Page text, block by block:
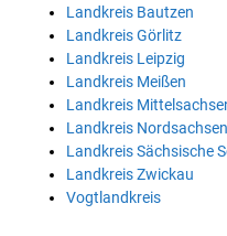
Landkreis Bautzen
Landkreis Görlitz
Landkreis Leipzig
Landkreis Meißen
Landkreis
Landkreis Nordsachsen
Landkreis Sächsische
Landkreis Zwickau
Vogtlandkreis